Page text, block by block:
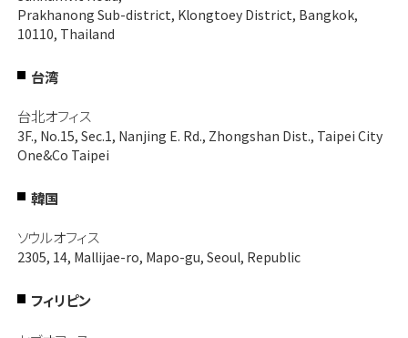
Prakhanong Sub-district, Klongtoey District, Bangkok,
10110, Thailand
台湾
台北オフィス
3F., No.15, Sec.1, Nanjing E. Rd., Zhongshan Dist., Taipei City
One&Co Taipei
韓国
ソウルオフィス
2305, 14, Mallijae-ro, Mapo-gu, Seoul, Republic
フィリピン